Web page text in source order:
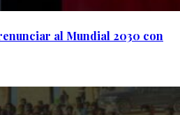
al Mundial 2030 con